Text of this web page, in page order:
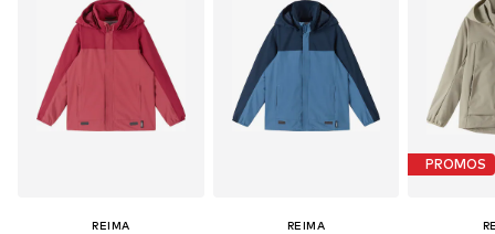
REIMA REIMA
PROMOS